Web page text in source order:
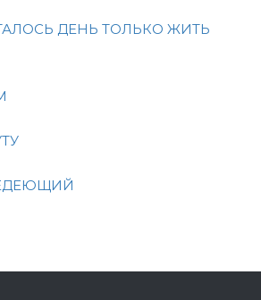
ДЕНЬ ТОЛЬКО ЖИТЬ